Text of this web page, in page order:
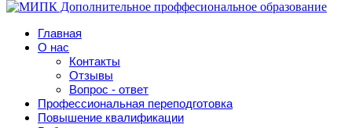
Главная
О нас
Контакты
Отзывы
Вопрос - ответ
Профессиональная переподготовка
Повышение квалификации